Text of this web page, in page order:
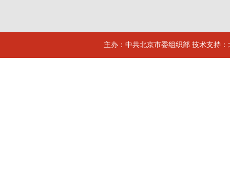
主办：中共北京市委组织部 技术支持